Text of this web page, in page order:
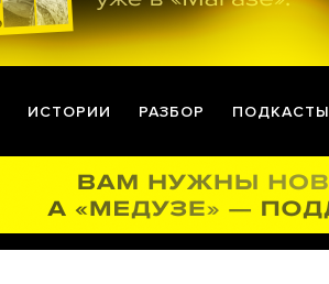
ИСТОРИИ РАЗБОР ПОДКАСТЫ